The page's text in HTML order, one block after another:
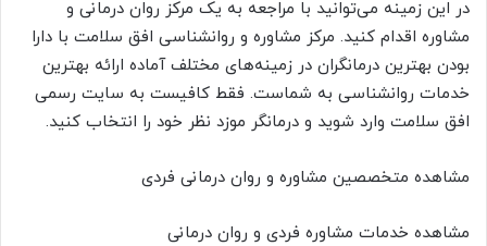
در این زمینه می‌توانید با مراجعه به یک مرکز روان درمانی و
مشاوره اقدام کنید. مرکز مشاوره و روانشناسی افق سلامت با دارا
بودن بهترین درمانگران در زمینه‌های مختلف آماده ارائه بهترین
خدمات روانشناسی به شماست. فقط کافیست به سایت رسمی
افق سلامت وارد شوید و درمانگر موزد نظر خود را انتخاب کنید.
مشاهده متخصصین مشاوره و روان درمانی فردی
مشاهده خدمات مشاوره فردی و روان درمانی